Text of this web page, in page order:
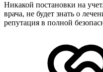
Никакой постановки на
врача, не будет знать о
репутация в полной